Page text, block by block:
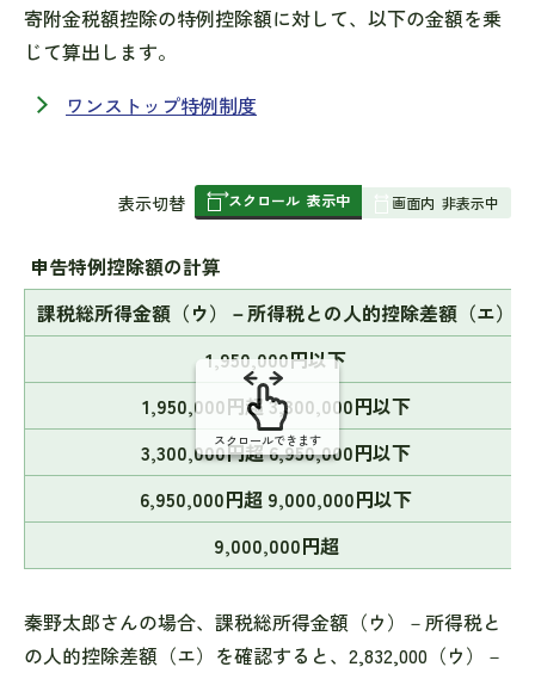
寄附金税額控除の特例控除額に対して、以下の金額を乗
じて算出します。
ワンストップ特例制度
表
み
の
表示切替 スクロール 表示中 画面内 非表示中
申告特例控除額の計算
課税総所得金額（ウ）－所得税との人的控除差額（エ）
1,950,000円以下
1,950,000円超 3,300,000円以下
3,300,000円超 6,950,000円以下
6,950,000円超 9,000,000円以下
9,000,000円超
スクロールできます
秦野太郎さんの場合、課税総所得金額（ウ）－所得税と
の人的控除差額（エ）を確認すると、2,832,000（ウ）－